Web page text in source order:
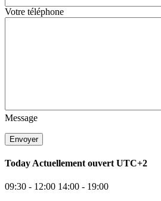
Votre téléphone
Message
Today Actuellement ouvert UTC+2
09:30 - 12:00 14:00 - 19:00